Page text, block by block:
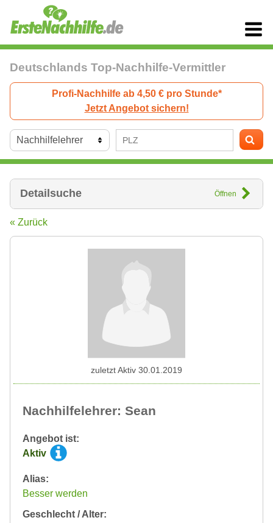
Deutschlands Top-Nachhilfe-Vermittler
Profi-Nachhilfe ab 4,50 € pro Stunde*
Jetzt Angebot sichern!
Detailsuche Öffnen
« Zurück
Nachhilfelehrer: Sean
Angebot ist:
Aktiv
Alias:
Besser werden
Geschlecht / Alter:
zuletzt Aktiv 30.01.2019